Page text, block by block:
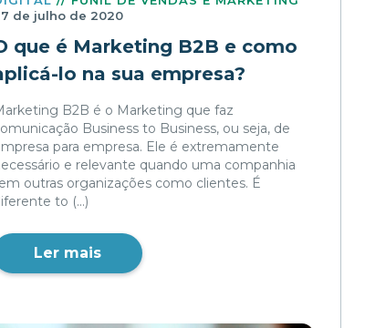
de julho de 2020
que é Marketing B2B e como
lo na sua empresa?
B2B é o Marketing que faz
Business to Business, ou seja, de
para empresa. Ele é extremamente
e relevante quando uma companhia
outras organizações como clientes. É
to (...)
Ler mais